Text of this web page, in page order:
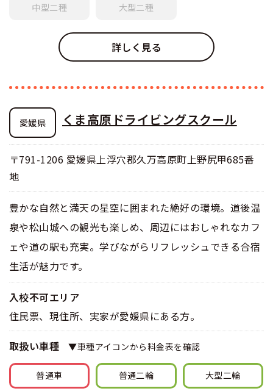
中型二種 大型二種
詳しく見る
愛媛県 くま高原ドライビングスクール
〒791-1206 愛媛県上浮穴郡久万高原町上野尻甲685番
地
豊かな自然と満天の星空に囲まれた絶好の環境。道後温
泉や松山城への観光も楽しめ、周辺にはおしゃれなカフ
ェや道の駅も充実。学びながらリフレッシュできる合宿
生活が魅力です。
入校不可エリア
住民票、現住所、実家が愛媛県にある方。
取扱い車種 ▼車種アイコンから料金表を確認
普通車 普通二輪 大型二輪